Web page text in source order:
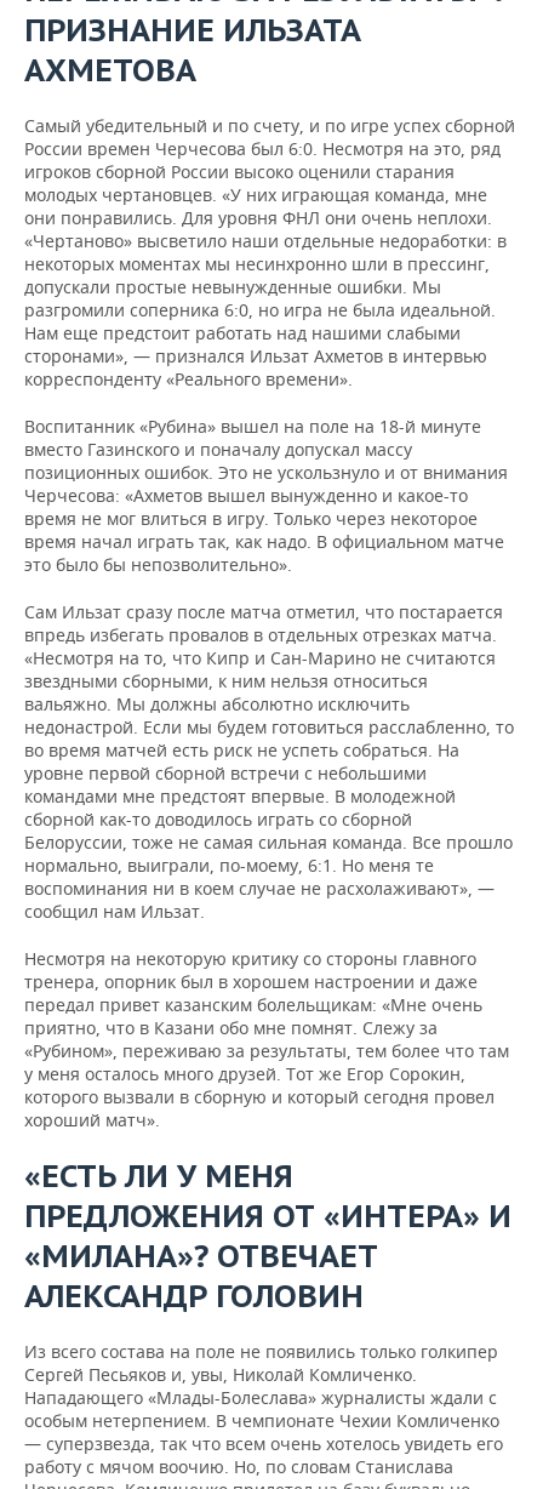
ПРИЗНАНИЕ ИЛЬЗАТА
АХМЕТОВА
Самый убедительный и по счету, и по игре успех сборной
России времен Черчесова был 6:0. Несмотря на это, ряд
игроков сборной России высоко оценили старания
молодых чертановцев. «У них играющая команда, мне
они понравились. Для уровня ФНЛ они очень неплохи.
«Чертаново» высветило наши отдельные недоработки: в
некоторых моментах мы несинхронно шли в прессинг,
допускали простые невынужденные ошибки. Мы
разгромили соперника 6:0, но игра не была идеальной.
Нам еще предстоит работать над нашими слабыми
сторонами», — признался Ильзат Ахметов в интервью
корреспонденту «Реального времени».
Воспитанник «Рубина» вышел на поле на 18-й минуте
вместо Газинского и поначалу допускал массу
позиционных ошибок. Это не ускользнуло и от внимания
Черчесова: «Ахметов вышел вынужденно и какое-то
время не мог влиться в игру. Только через некоторое
время начал играть так, как надо. В официальном матче
это было бы непозволительно».
Сам Ильзат сразу после матча отметил, что постарается
впредь избегать провалов в отдельных отрезках матча.
«Несмотря на то, что Кипр и Сан-Марино не считаются
звездными сборными, к ним нельзя относиться
вальяжно. Мы должны абсолютно исключить
недонастрой. Если мы будем готовиться расслабленно, то
во время матчей есть риск не успеть собраться. На
уровне первой сборной встречи с небольшими
командами мне предстоят впервые. В молодежной
сборной как-то доводилось играть со сборной
Белоруссии, тоже не самая сильная команда. Все прошло
нормально, выиграли, по-моему, 6:1. Но меня те
воспоминания ни в коем случае не расхолаживают», —
сообщил нам Ильзат.
Несмотря на некоторую критику со стороны главного
тренера, опорник был в хорошем настроении и даже
передал привет казанским болельщикам: «Мне очень
приятно, что в Казани обо мне помнят. Слежу за
«Рубином», переживаю за результаты, тем более что там
у меня осталось много друзей. Тот же Егор Сорокин,
которого вызвали в сборную и который сегодня провел
хороший матч».
«ЕСТЬ ЛИ У МЕНЯ
ПРЕДЛОЖЕНИЯ ОТ «ИНТЕРА» И
«МИЛАНА»? ОТВЕЧАЕТ
АЛЕКСАНДР ГОЛОВИН
Из всего состава на поле не появились только голкипер
Сергей Песьяков и, увы, Николай Комличенко.
Нападающего «Млады-Болеслава» журналисты ждали с
особым нетерпением. В чемпионате Чехии Комличенко
— суперзвезда, так что всем очень хотелось увидеть его
работу с мячом воочию. Но, по словам Станислава